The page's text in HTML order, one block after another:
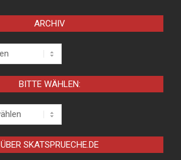
ARCHIV
BITTE WÄHLEN:
ÜBER SKATSPRUECHE.DE